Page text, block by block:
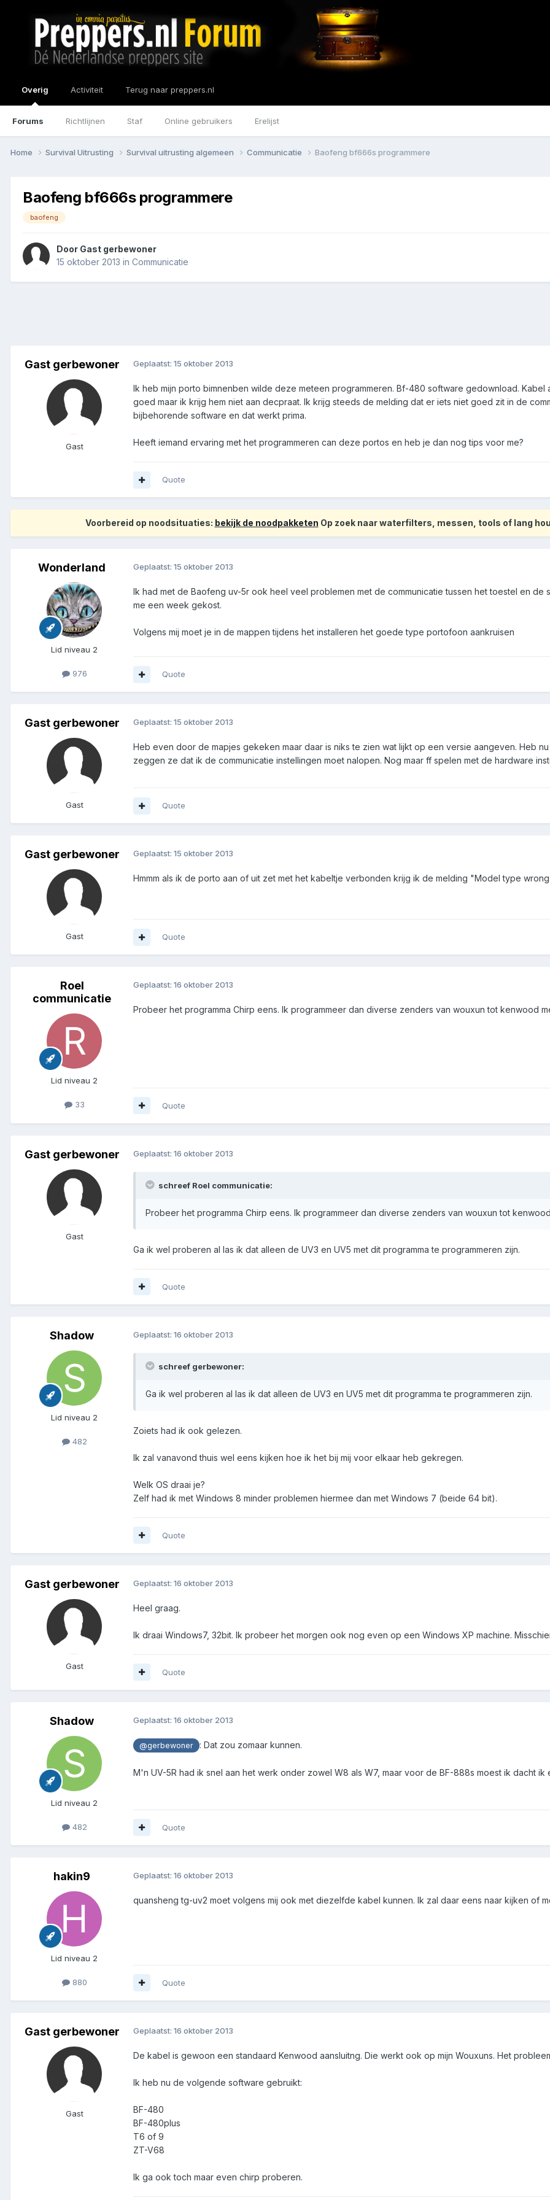
Overig
Forums Richtlijnen Staf Online gebruikers Erelijst
Activiteit Terug naar preppers.nl
Home Survival Uitrusting Survival uitrusting algemeen Communicatie Baofeng bf666s programmere
Baofeng bf666s programmere
baofeng
Door Gast gerbewoner
15 oktober 2013 in Communicatie
Gast gerbewoner
Gast
Geplaatst: 15 oktober 2013
Ik heb mijn porto bimnenben wilde deze meteen programmeren. Bf-480 software gedownload.
goed maar ik krijg hem niet aan decpraat. Ik krijg steeds de melding dat er iets niet goed zit in de
bijbehorende software en dat werkt prima.
Heeft iemand ervaring met het programmeren can deze portos en heb je dan nog tips voor me?
Quote
Voorbereid op noodsituaties: bekijk de noodpakketen Op zoek naar waterfilters, messen, tools of lang
Wonderland
Lid niveau 2
976
Geplaatst: 15 oktober 2013
Ik had met de Baofeng uv-5r ook heel veel problemen met de communicatie tussen het toestel en
me een week gekost.
Volgens mij moet je in de mappen tijdens het installeren het goede type portofoon aankruisen
Quote
Gast gerbewoner
Gast
Geplaatst: 15 oktober 2013
Heb even door de mapjes gekeken maar daar is niks te zien wat lijkt op een versie aangeven. Heb
zeggen ze dat ik de communicatie instellingen moet nalopen. Nog maar ff spelen met de hardware
Quote
Gast gerbewoner
Gast
Geplaatst: 15 oktober 2013
Hmmm als ik de porto aan of uit zet met het kabeltje verbonden krijg ik de melding "Model type
Quote
Roel
communicatie
Lid niveau 2
33
Geplaatst: 16 oktober 2013
Probeer het programma Chirp eens. Ik programmeer dan diverse zenders van wouxun tot kenwood
Quote
Gast gerbewoner
Gast
Geplaatst: 16 oktober 2013
schreef Roel communicatie:
Probeer het programma Chirp eens. Ik programmeer dan diverse zenders van wouxun tot
Ga ik wel proberen al las ik dat alleen de UV3 en UV5 met dit programma te programmeren zijn.
Quote
Shadow
Lid niveau 2
482
Geplaatst: 16 oktober 2013
schreef gerbewoner:
Ga ik wel proberen al las ik dat alleen de UV3 en UV5 met dit programma te programmeren zijn.
Zoiets had ik ook gelezen.
Ik zal vanavond thuis wel eens kijken hoe ik het bij mij voor elkaar heb gekregen.
Welk OS draai je?
Zelf had ik met Windows 8 minder problemen hiermee dan met Windows 7 (beide 64 bit).
Quote
Gast gerbewoner
Gast
Geplaatst: 16 oktober 2013
Heel graag.
Ik draai Windows7, 32bit. Ik probeer het morgen ook nog even op een Windows XP machine.
Quote
Shadow
Lid niveau 2
482
Geplaatst: 16 oktober 2013
@gerbewoner : Dat zou zomaar kunnen.
M'n UV-5R had ik snel aan het werk onder zowel W8 als W7, maar voor de BF-888s moest ik dacht
Quote
hakin9
Lid niveau 2
880
Geplaatst: 16 oktober 2013
quansheng tg-uv2 moet volgens mij ook met diezelfde kabel kunnen. Ik zal daar eens naar kijken of
Quote
Gast gerbewoner
Gast
Geplaatst: 16 oktober 2013
De kabel is gewoon een standaard Kenwood aansluitng. Die werkt ook op mijn Wouxuns. Het
Ik heb nu de volgende software gebruikt:
BF-480
BF-480plus
T6 of 9
ZT-V68
Ik ga ook toch maar even chirp proberen.